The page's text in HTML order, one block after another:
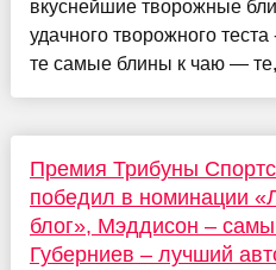
вкуснейшие творожные
удачного творожного
те самые блины к чаю — те,
Премия Трибуны
победил в номинации
блог», Мэддисон –
Губерниев – лучший